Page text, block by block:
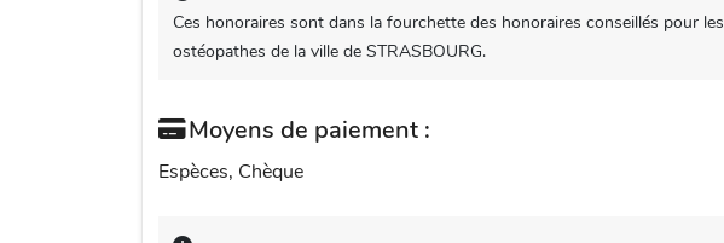
Ces honoraires sont dans la fourchette des honoraires conseillés pour les
ostéopathes de la ville de STRASBOURG.
Moyens de paiement :
Espèces, Chèque